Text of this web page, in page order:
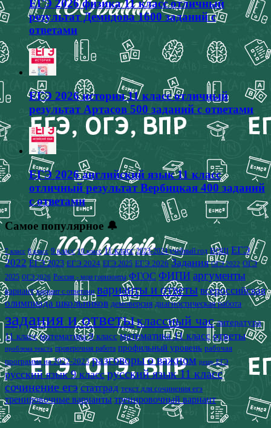
ЕГЭ 2026 физика 11 класс отличный
результат Демидова 1600 заданий с
ответами
ЕГЭ 2026 история 11 класс отличный
результат Артасов 500 заданий с ответами
ЕГЭ 2026 английский язык 11 класс
отличный результат Вербицкая 400 заданий
с ответами
Самое популярное 🔔
7 класс 8 класс 9 класс 10 класс 11 класс 2023-2024 учебный год ВОШ ЕГЭ
2022 ЕГЭ 2023 ЕГЭ 2024 ЕГЭ 2025 ЕГЭ 2026 Задания ОГЭ 2022 ОГЭ
2025 ОГЭ 2026 Россия - мои горизонты ФГОС ФИПИ аргументы
вариант вариант с ответами варианты и ответы всероссийская
олимпиада школьников демоверсия диагностическая работа
задания и ответыклассный час литература
11 класс математика 9 класс математика 11 класс ответы
проблема текста проверочная работа профильный уровень рабочая
программа на 2022-2023 разговоры о важном решу ЕГЭ
русский язык 9 класс русский язык 11 класс
сочинение егэ статград текст для сочинения егэ
тренировочные варианты тренировочный вариант